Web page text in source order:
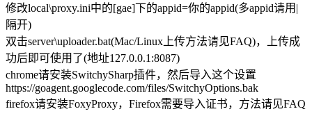
修改local\proxy.ini中的[gae]下的appid=你的appid(多appid请用|
隔开)
双击server\uploader.bat(Mac/Linux上传方法请见FAQ)，上传成
功后即可使用了(地址127.0.0.1:8087)
chrome请安装SwitchySharp插件，然后导入这个设置
https://goagent.googlecode.com/files/SwitchyOptions.bak
firefox请安装FoxyProxy，Firefox需要导入证书，方法请见FAQ